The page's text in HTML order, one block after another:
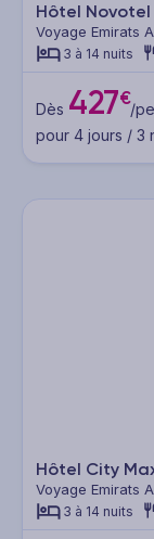
Hôtel Novotel
Voyage Emirats
3 à 14 nuits
Dès 427€/
pour 4 jours / 3
Hôtel City
Voyage Emirats
3 à 14 nuits